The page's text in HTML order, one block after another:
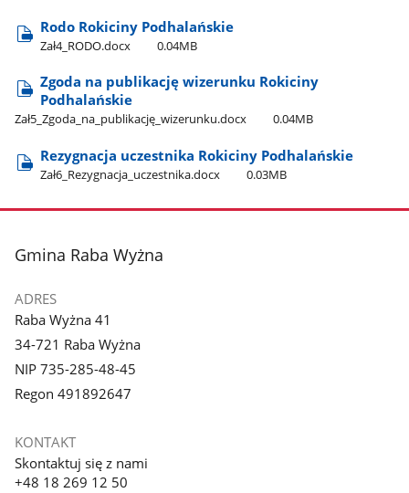
Rodo Rokiciny Podhalańskie
Zał4​_RODO.docx 0.04MB
Zgoda na publikację wizerunku Rokiciny
Podhalańskie
Zał5​_Zgoda​_na​_publikację​_wizerunku.docx 0.04MB
Rezygnacja uczestnika Rokiciny Podhalańskie
Zał6​_Rezygnacja​_uczestnika.docx 0.03MB
stopka
Gmina Raba Wyżna
ADRES
Raba Wyżna 41
34-721 Raba Wyżna
NIP 735-285-48-45
Regon 491892647
KONTAKT
Skontaktuj się z nami
+48 18 269 12 50